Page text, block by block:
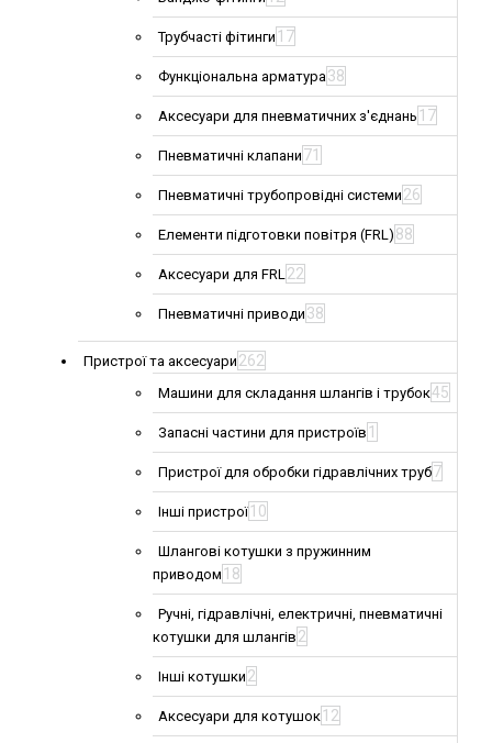
Трубчасті фітинги 17
Функціональна арматура38
Аксесуари для пневматичних з'єднань 17
Пневматичні клапани 71
Пневматичні трубопровідні системи 26
Елементи підготовки повітря (FRL) 88
Аксесуари для FRL22
Пневматичні приводи 38
Пристрої та аксесуари 262
Машини для складання шлангів і трубок45
Запасні частини для пристроїв 1
Пристрої для обробки гідравлічних труб7
Інші пристрої 10
Шлангові котушки з пружинним
приводом 18
Ручні, гідравлічні, електричні, пневматичні
котушки для шлангів 2
Інші котушки 2
Аксесуари для котушок 12